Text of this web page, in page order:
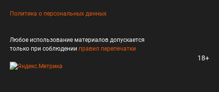
Политика о персональных данных
Любое использование материалов допускается
только при соблюдении правил перепечатки
18+